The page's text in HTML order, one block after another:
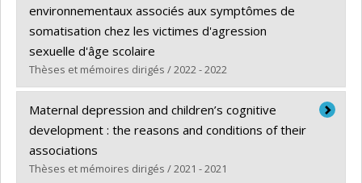
Cycle :Maîtrise
Diplôme obtenu : M. Sc.
Lien vers le document dans Papyrus
environnementaux associés aux symptômes de
somatisation chez les victimes d'agression
sexuelle d'âge scolaire
Thèses et mémoires dirigés / 2022 - 2022
Diplômé(e) :Raza, Hina
Cycle :Maîtrise
Diplôme obtenu :
Lien vers le document dans Papyrus
Maternal depression and children’s cognitive
development : the reasons and conditions of their
associations
Thèses et mémoires dirigés / 2021 - 2021